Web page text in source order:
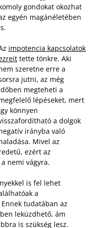
gondokat okozhat
egyén magánéletében
impotencia kapcsolatok
tette tönkre. Aki
szeretne erre a
jutni, az még
megteheti a
lépéseket, mert
könnyen
a dolgok
irányba való
Mivel az
ezért az
nemi vágyra.
is fel lehet
a
tudatában az
leküzdhető, ám
is szükség lesz.